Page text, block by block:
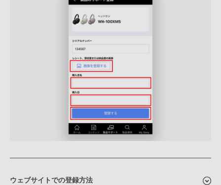
ウェブサイトでの登録方法